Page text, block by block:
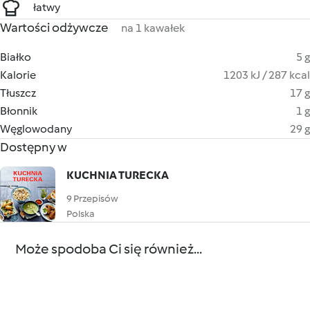
łatwy
Wartości odżywcze na 1 kawałek
Białko
5 g
Kalorie
1203 kJ / 287 kcal
Tłuszcz
17 g
Błonnik
1 g
Węglowodany
29 g
Dostępny w
KUCHNIA TURECKA
9 Przepisów
Polska
Może spodoba Ci się również...